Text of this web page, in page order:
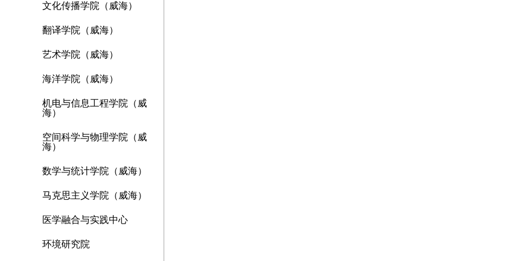
文化传播学院（威海）
翻译学院（威海）
艺术学院（威海）
海洋学院（威海）
机电与信息工程学院（威
海）
空间科学与物理学院（威
海）
数学与统计学院（威海）
马克思主义学院（威海）
医学融合与实践中心
环境研究院